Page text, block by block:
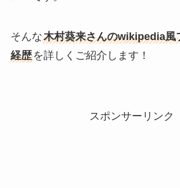
そんな木村葵来さんのwikipedia風
経歴を詳しくご紹介します！
スポンサーリンク